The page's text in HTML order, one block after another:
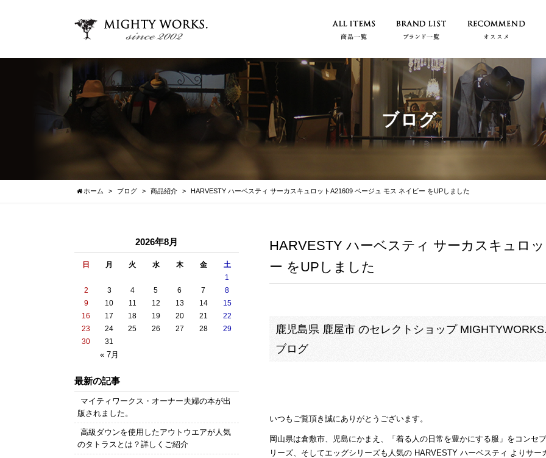
ブログ
ホーム ブログ 商品紹介 HARVESTY ハーベスティ サーカスキュロットA21609 ベージュ モス ネイビー をUPしました
HARVESTY ハーベスティ サーカスキュロ
ー をUPしました
鹿児島県 鹿屋市 のセレクトショップ
ブログ
いつもご覧頂き誠にありがとうございます。
岡山県は倉敷市、児島にかまえ、「着る人の日常を豊かにする服」をコンセ
リーズ、そしてエッグシリーズも人気の HARVESTY ハーベスティ よりサー
2026年8月
日 月 火 水 木 金 土
« 7月
1
2
3 4 5 6 7
8
9
10 11 12 13 14
15
16
17 18 19 20 21
22
23
24 25 26 27 28
29
30
31
最新の記事
マイティワークス・オーナー夫婦の本が出
版されました。
高級ダウンを使用したアウトウエアが人気
のタトラスとは？詳しくご紹介